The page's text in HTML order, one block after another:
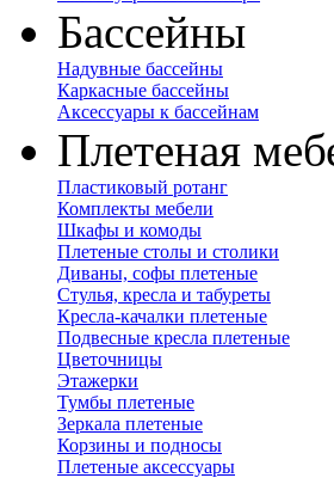
Бассейны
Надувные бассейны
Каркасные бассейны
Аксессуары к бассейнам
Плетеная
Пластиковый ротанг
Комплекты мебели
Шкафы и комоды
Плетеные столы и столики
Диваны, софы плетеные
Стулья, кресла и табуреты
Кресла-качалки плетеные
Подвесные кресла плетеные
Цветочницы
Этажерки
Тумбы плетеные
Зеркала плетеные
Корзины и подносы
Плетеные аксессуары